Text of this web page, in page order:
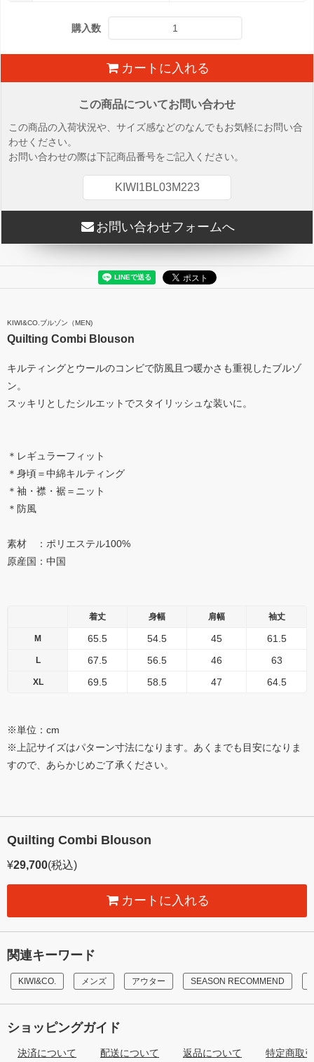
購入数
カートに入れる
この商品についてお問い合わせ
この商品の入荷状況や、サイズ感などのなんでもお気軽にお問い合
わせください。
お問い合わせの際は下記商品番号をご記入ください。
KIWI1BL03M223
お問い合わせフォームへ
KIWI&CO.ブルゾン（MEN)
Quilting Combi Blouson
キルティングとウールのコンビで防風且つ暖かさも重視したブルゾ
ン。
スッキリとしたシルエットでスタイリッシュな装いに。
＊レギュラーフィット
＊身頃＝中綿キルティング
＊袖・襟・裾＝ニット
＊防風
素材 ：ポリエステル100%
原産国：中国
着丈 身幅 肩幅 袖丈
M 65.5 54.5 45 61.5
L 67.5 56.5 46 63
XL 69.5 58.5 47 64.5
※単位：cm
※上記サイズはパターン寸法になります。あくまでも目安になりま
すので、あらかじめご了承ください。
Quilting Combi Blouson
¥29,700(税込)
カートに入れる
関連キーワード
KIWI&CO. メンズ アウター SEASON RECOMMEND
ショッピングガイド
決済について 配送について 返品について 特定商取